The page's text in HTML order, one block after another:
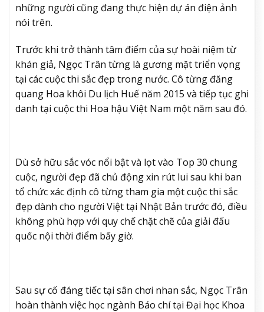
những người cũng đang thực hiện dự án điện ảnh
nói trên.
Trước khi trở thành tâm điểm của sự hoài niệm từ
khán giả, Ngọc Trân từng là gương mặt triển vọng
tại các cuộc thi sắc đẹp trong nước. Cô từng đăng
quang Hoa khôi Du lịch Huế năm 2015 và tiếp tục ghi
danh tại cuộc thi Hoa hậu Việt Nam một năm sau đó.
Dù sở hữu sắc vóc nổi bật và lọt vào Top 30 chung
cuộc, người đẹp đã chủ động xin rút lui sau khi ban
tổ chức xác định cô từng tham gia một cuộc thi sắc
đẹp dành cho người Việt tại Nhật Bản trước đó, điều
không phù hợp với quy chế chặt chẽ của giải đấu
quốc nội thời điểm bấy giờ.
Sau sự cố đáng tiếc tại sân chơi nhan sắc, Ngọc Trân
hoàn thành việc học ngành Báo chí tại Đại học Khoa